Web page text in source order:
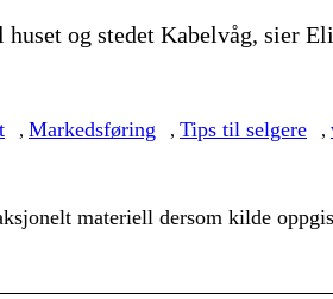
og stedet Kabelvåg, sier
, Markedsføring , Tips til selgere ,
materiell dersom kilde oppgis